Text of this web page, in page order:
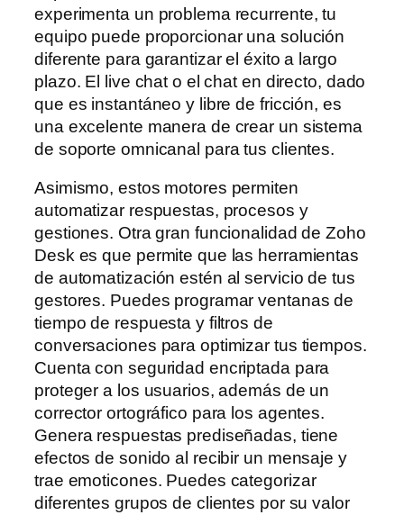
experimenta un problema recurrente, tu
equipo puede proporcionar una solución
diferente para garantizar el éxito a largo
plazo. El live chat o el chat en directo, dado
que es instantáneo y libre de fricción, es
una excelente manera de crear un sistema
de soporte omnicanal para tus clientes.
Asimismo, estos motores permiten
automatizar respuestas, procesos y
gestiones. Otra gran funcionalidad de Zoho
Desk es que permite que las herramientas
de automatización estén al servicio de tus
gestores. Puedes programar ventanas de
tiempo de respuesta y filtros de
conversaciones para optimizar tus tiempos.
Cuenta con seguridad encriptada para
proteger a los usuarios, además de un
corrector ortográfico para los agentes.
Genera respuestas prediseñadas, tiene
efectos de sonido al recibir un mensaje y
trae emoticones. Puedes categorizar
diferentes grupos de clientes por su valor